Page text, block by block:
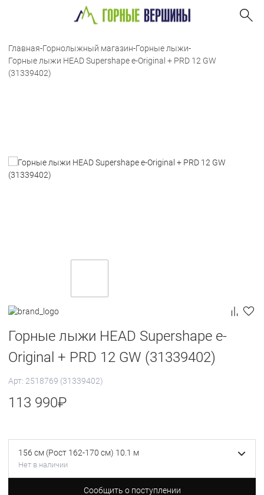
Главная-Горнолыжный магазин-Горные лыжи-
Горные лыжи HEAD Supershape e-Original + PRD 12 GW
(31339402)
Горные лыжи HEAD Supershape e-
Original + PRD 12 GW (31339402)
Арт: 2518769 (31339402)
113 990₽
156 см (Рост 162-170 см) 10.1 м
Нет в наличии
Сообщить о поступлении